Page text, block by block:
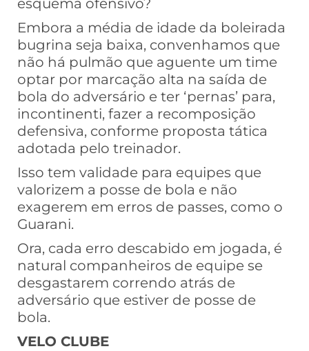
esquema ofensivo?
Embora a média de idade da boleirada
bugrina seja baixa, convenhamos que
não há pulmão que aguente um time
optar por marcação alta na saída de
bola do adversário e ter ‘pernas’ para,
incontinenti, fazer a recomposição
defensiva, conforme proposta tática
adotada pelo treinador.
Isso tem validade para equipes que
valorizem a posse de bola e não
exagerem em erros de passes, como o
Guarani.
Ora, cada erro descabido em jogada, é
natural companheiros de equipe se
desgastarem correndo atrás de
adversário que estiver de posse de
bola.
VELO CLUBE